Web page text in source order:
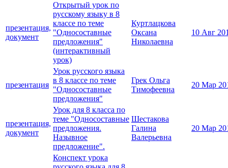
презентация,
документ
Открытый урок по
русскому языку в 8
классе по теме
"Односоставные
предложения"
(интерактивный
урок)
Куртлацкова
Оксана
Николаевна
10 Авг
презентация
Урок русского языка
в 8 классе по теме
"Односоставные
предложения"
Грек Ольга
Тимофеевна
20 Мар
презентация,
документ
Урок для 8 класса по
теме "Односоставные
предложения.
Назывное
предложение".
Шестакова
Галина
Валерьевна
20 Мар
Конспект урока